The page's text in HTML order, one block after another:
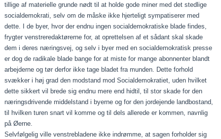
tillige af materielle grunde nødt til at holde gode miner med det stedlige
socialdemokrati, selv om de måske ikke hjerteligt sympatiserer med
dette. I de byer, hvor der endnu ingen socialdemokratiske blade findes,
frygter venstreredaktørerne for, at oprettelsen af et sådant skal skade
dem i deres næringsvej, og selv i byer med en socialdemokratisk presse
er dog de radikale blade bange for at miste for mange abonnenter blandt
arbejderne og tør derfor ikke tage bladet fra munden. Dette forhold
svækker i høj grad den modstand mod Socialdemokratiet, uden hvilket
dette sikkert vil brede sig endnu mere end hidtil, til stor skade for den
næringsdrivende middelstand i byerne og for den jordejende landbostand,
til hvilken turen snart vil komme og til dels allerede er kommen, navnlig
på Øerne.
Selvfølgelig ville venstrebladene ikke indrømme, at sagen forholder sig